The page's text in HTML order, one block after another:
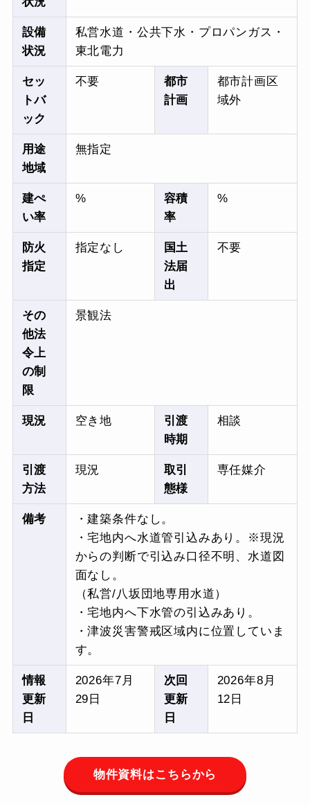
設備
状況
私営水道・公共下水・プロパンガス・
東北電力
セッ
トバ
ック
不要
都市
計画
都市計画区
域外
用途
地域
無指定
建ぺ
い率
%
容積
率
%
防火
指定
指定なし
国土
法届
出
不要
その
他法
令上
の制
限
景観法
現況 空き地
引渡
時期
相談
引渡
方法
現況
取引
態様
専任媒介
備考
・建築条件なし。
・宅地内へ水道管引込みあり 。※現況
からの判断で引込み口径不明、水道図
面なし。
（私営/八坂団地専用水道）
・宅地内へ下水管の引込みあり。
・津波災害警戒区域内に位置していま
す。
情報
更新
日
2026年7月
29日
次回
更新
日
2026年8月
12日
物件資料はこちらから